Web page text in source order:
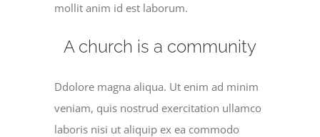
mollit anim id est laborum.
A church is a community
Ddolore magna aliqua. Ut enim ad minim
veniam, quis nostrud exercitation ullamco
laboris nisi ut aliquip ex ea commodo